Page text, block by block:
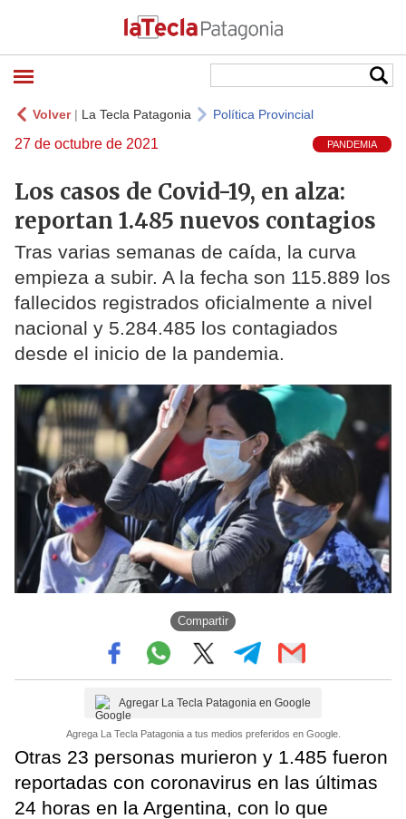
Volver| La Tecla Patagonia Política Provincial
27 de octubre de 2021 PANDEMIA
Los casos de Covid-19, en alza:
reportan 1.485 nuevos contagios
Tras varias semanas de caída, la curva
empieza a subir. A la fecha son 115.889 los
fallecidos registrados oficialmente a nivel
nacional y 5.284.485 los contagiados
desde el inicio de la pandemia.
Compartir
Agregar La Tecla Patagonia en Google
Agrega La Tecla Patagonia a tus medios preferidos en Google.
Otras 23 personas murieron y 1.485 fueron
reportadas con coronavirus en las últimas
24 horas en la Argentina, con lo que